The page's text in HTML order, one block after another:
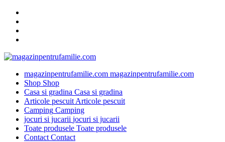
conținut
magazinpentrufamilie.com magazinpentrufamilie.com
Shop Shop
Casa si gradina Casa si gradina
Articole pescuit Articole pescuit
Camping Camping
jocuri si jucarii jocuri si jucarii
Toate produsele Toate produsele
Contact Contact